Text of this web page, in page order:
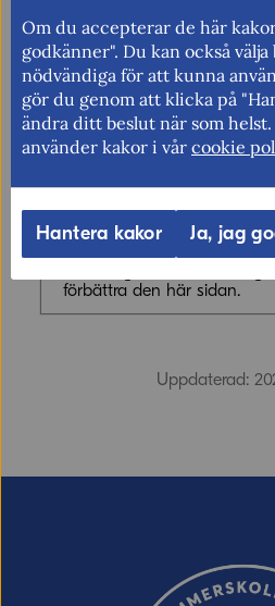
Christopher Wingård
08-690 48 61
Fler nyheter
förbättra den här sidan.
Uppdaterad:
Om du accepterar de här
godkänner". Du kan också
nödvändiga för att kunna
gör du genom att klicka på
ändra ditt beslut när som
använder kakor i vår cookie
Hantera kakor Ja, jag